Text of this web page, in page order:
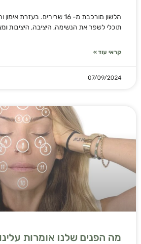
הלשון מורכבת מ- 16 שרירים.
תוכלי לשפר את הנשימה, היציבה, היציבות
קראי עוד »
07/09/2024
מה הפנים שלנו אומרות